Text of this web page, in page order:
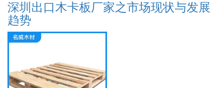
深圳出口木卡板厂家之市场现状与发展
趋势